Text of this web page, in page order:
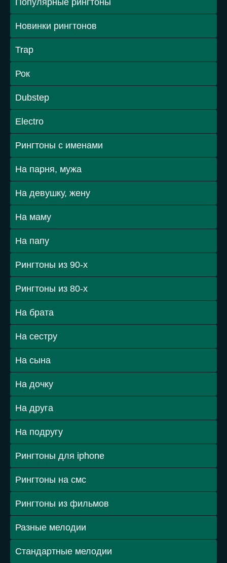
Популярные рингтоны
Новинки рингтонов
Trap
Рок
Dubstep
Electro
Рингтоны с именами
На парня, мужа
На девушку, жену
На маму
На папу
Рингтоны из 90-х
Рингтоны из 80-х
На брата
На сестру
На сына
На дочку
На друга
На подругу
Рингтоны для iphone
Рингтоны на смс
Рингтоны из фильмов
Разные мелодии
Стандартные мелодии